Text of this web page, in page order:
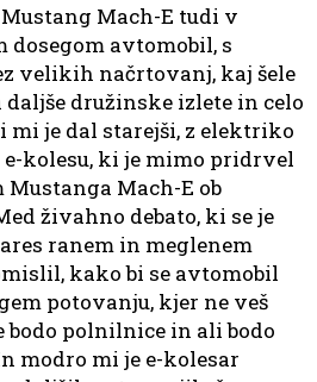
Mach-E tudi v
avtomobil, s
velikih načrtovanj, kaj šele
družinske izlete in celo
je dal starejši, z elektriko
kolesu, ki je mimo pridrvel
Mach-E ob
živahno debato, ki se je
ranem in meglenem
kako bi se avtomobil
potovanju, kjer ne veš
polnilnice in ali bodo
modro mi je e-kolesar